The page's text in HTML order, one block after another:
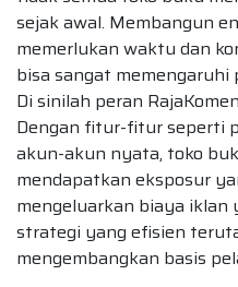
sejak awal. Membangun
memerlukan waktu dan
bisa sangat
Di sinilah peran
Dengan fitur-fitur seperti
akun-akun nyata, toko
mendapatkan eksposur
mengeluarkan biaya iklan
strategi yang efisien
mengembangkan basis